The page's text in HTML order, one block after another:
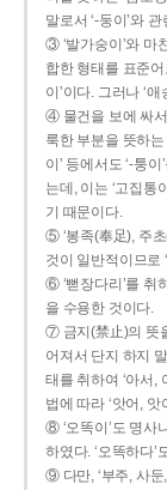
말로서 ‘-둥이’와
③ ‘발가숭이’와 마
합한 형태를 표준
이’이다. 그러나 ‘
④ 물건을 보에 싸서
룩한 부분을 뜻하는
이’ 등에서도 ‘-퉁
는데, 이는 ‘고집통
기 때문이다.
⑤ ‘봉족(奉足), 주
것이 일반적이므로
⑥ ‘뻗장다리’를 취
을 수용한 것이다.
⑦ 금지(禁止)의 뜻
어져서 단지 하지
태를 취하여 ‘아서,
법에 따라 ‘앗어, 앗
⑧ ‘오똑이’도 명사
하였다. ‘오똑하다’
⑨ 다만, ‘부주, 사둔